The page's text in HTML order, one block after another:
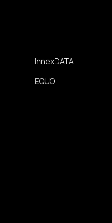
InnexDATA
EQUO